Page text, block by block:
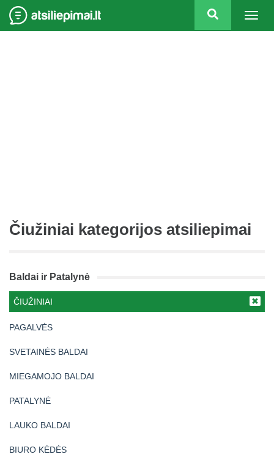
Čiužiniai kategorijos atsiliepimai
Baldai ir Patalynė
ČIUŽINIAI
PAGALVĖS
SVETAINĖS BALDAI
MIEGAMOJO BALDAI
PATALYNĖ
LAUKO BALDAI
BIURO KĖDĖS